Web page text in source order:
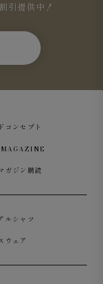
引提供中！
コンセプト
ガジン購読
ルシャツ
ウェア